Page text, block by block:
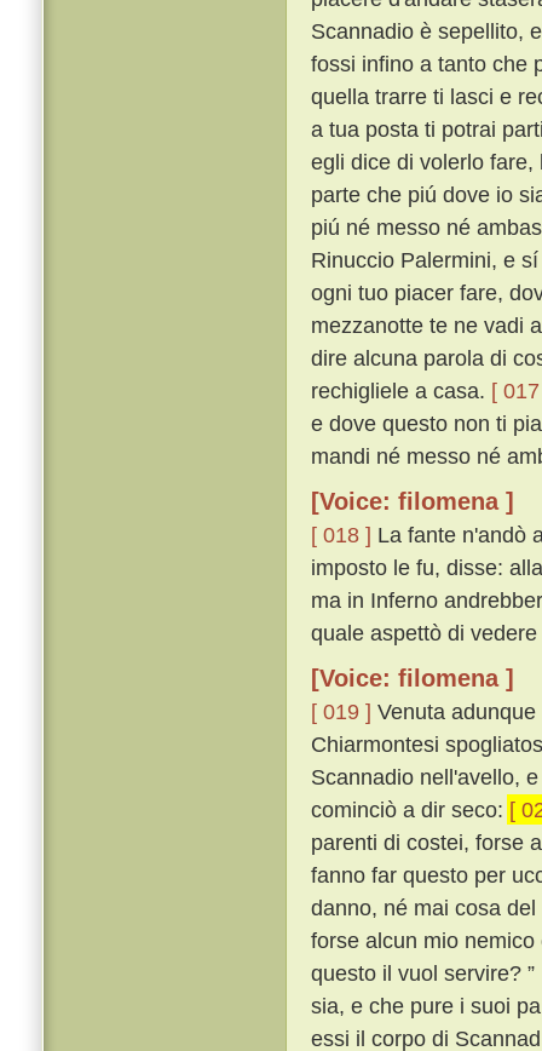
Scannadio è sepellito,
fossi infino a tanto che
quella trarre ti lasci e
a tua posta ti potrai
egli dice di volerlo
parte che piú dove io
piú né messo né
Rinuccio Palermini, e
ogni tuo piacer fare,
mezzanotte te ne vadi
dire alcuna parola di
rechigliele a casa. [
e dove questo non ti
mandi né messo né
[Voice: filomena ]
[ 018 ] La fante n'andò
imposto le fu, disse:
ma in Inferno
quale aspettò di
[Voice: filomena ]
[ 019 ] Venuta
Chiarmontesi
Scannadio nell'avello,
cominciò a dir seco: [
parenti di costei, forse
fanno far questo per
danno, né mai cosa
forse alcun mio
questo il vuol servire? ”
sia, e che pure i suoi
essi il corpo di